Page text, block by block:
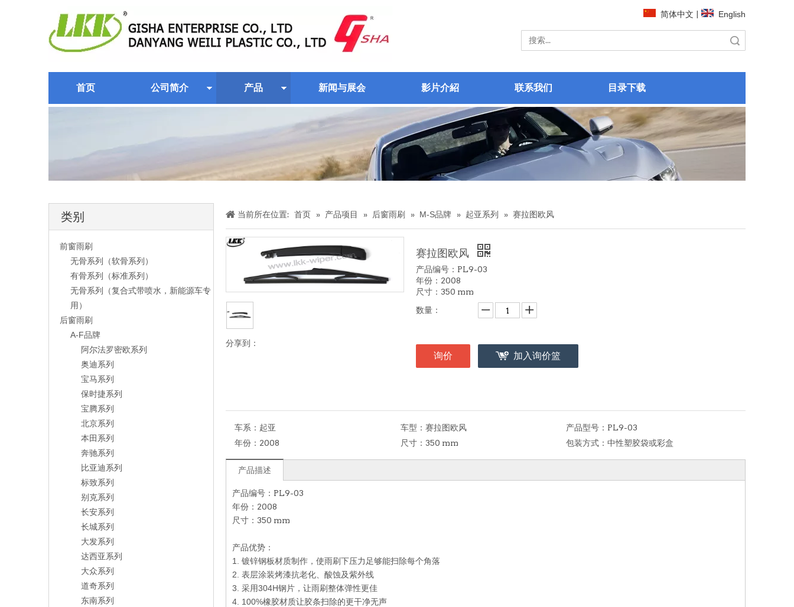
简体中文 English
首页 公司简介 产品 新闻与展会 影片介紹 联系我们 目录下载
类别
前窗雨刷
无骨系列（软骨系列）
有骨系列（标准系列）
无骨系列（复合式带喷水，新能源车专
用）
后窗雨刷
A-F品牌
阿尔法罗密欧系列
奥迪系列
宝马系列
保时捷系列
宝腾系列
北京系列
本田系列
奔驰系列
比亚迪系列
标致系列
别克系列
长安系列
长城系列
大发系列
达西亚系列
大众系列
道奇系列
东南系列
当前所在位置: 首页 » 产品项目 » 后窗雨刷 » M-S品牌 » 起亚系列 » 赛拉图欧风
分享到：
赛拉图欧风
产品编号：PL9-03
年份：2008
尺寸：350 mm
数量：
询价 加入询价篮
车系： 起亚 车型： 赛拉图欧风 产品型号： PL9-03
年份： 2008 尺寸： 350 mm 包装方式： 中性塑胶袋或彩盒
产品描述
产品编号：PL9-03
年份：2008
尺寸：350 mm
产品优势：
1. 镀锌钢板材质制作，使雨刷下压力足够能扫除每个角落
2. 表层涂装烤漆抗老化、酸蚀及紫外线
3. 采用304H钢片，让雨刷整体弹性更佳
4. 100%橡胶材质让胶条扫除的更干净无声